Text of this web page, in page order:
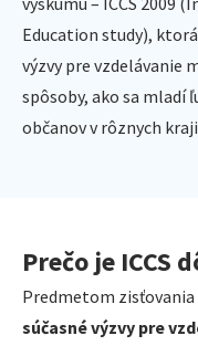
Education study),
výzvy pre vzdelávanie
spôsoby, ako sa mladí
občanov v rôznych
Prečo je ICCS
Predmetom
súčasné výzvy pre